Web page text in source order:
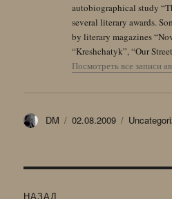
autobiographical study
several literary awards.
by literary magazines
“Kreshchatyk”, “Our
Посмотреть все записи
Автор
DM Опубликовано
02.08.2009 Рубрики
НАЗАД